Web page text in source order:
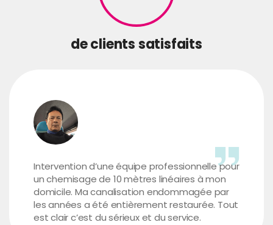
de clients satisfaits
Intervention d’une équipe professionnelle pour
un chemisage de 10 mètres linéaires à mon
domicile. Ma canalisation endommagée par
les années a été entièrement restaurée. Tout
est clair c’est du sérieux et du service.